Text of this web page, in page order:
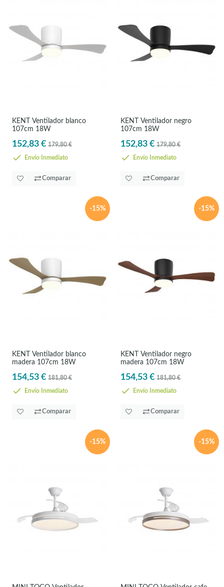
KENT Ventilador blanco
107cm 18W
152,83 € 179,80 €
Envío Inmediato
Comparar
KENT Ventilador negro
107cm 18W
152,83 € 179,80 €
Envío Inmediato
Comparar
-15%
KENT Ventilador blanco
madera 107cm 18W
154,53 € 181,80 €
Envío Inmediato
Comparar
-15%
KENT Ventilador negro
madera 107cm 18W
154,53 € 181,80 €
Envío Inmediato
Comparar
-15% -15%